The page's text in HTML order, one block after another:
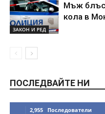
ЗАКОН И РЕД
Мъж
кола в
ПОСЛЕДВАЙТЕ НИ
2,955 Последователи